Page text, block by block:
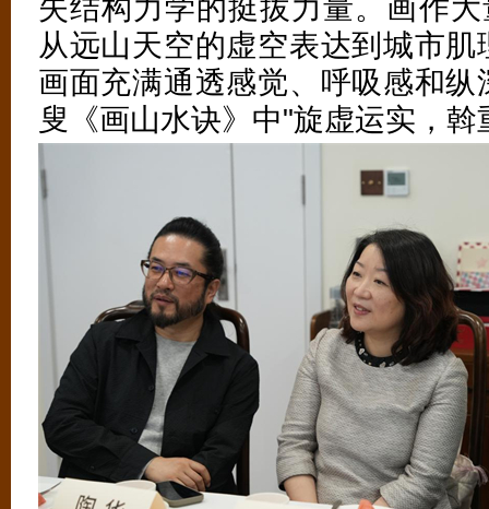
失结构力学的挺拔力量。画作
从远山天空的虚空表达到城市
画面充满通透感觉、呼吸感和
叟《画山水诀》中"旋虚运实，